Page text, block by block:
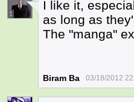
1
I like it,
as long as
The "manga"
Biram Ba 03/18/2012